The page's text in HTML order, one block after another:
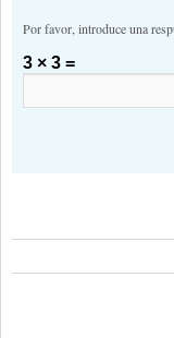
Por favor, introduce una
3 × 3 =